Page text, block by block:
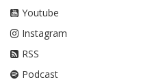
Youtube
Instagram
RSS
Podcast